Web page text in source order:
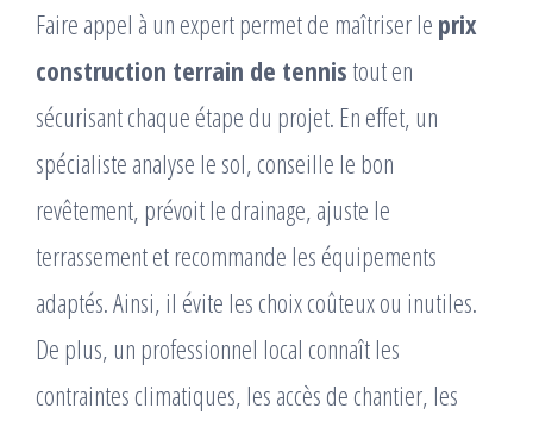
Faire appel à un expert permet de maîtriser le prix
construction terrain de tennis tout en
sécurisant chaque étape du projet. En effet, un
spécialiste analyse le sol, conseille le bon
revêtement, prévoit le drainage, ajuste le
terrassement et recommande les équipements
adaptés. Ainsi, il évite les choix coûteux ou inutiles.
De plus, un professionnel local connaît les
contraintes climatiques, les accès de chantier, les